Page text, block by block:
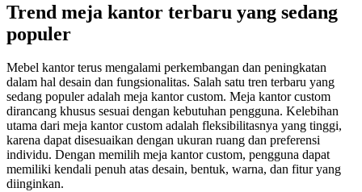
Trend meja kantor terbaru yang sedang
populer
Mebel kantor terus mengalami perkembangan dan peningkatan
dalam hal desain dan fungsionalitas. Salah satu tren terbaru yang
sedang populer adalah meja kantor custom. Meja kantor custom
dirancang khusus sesuai dengan kebutuhan pengguna. Kelebihan
utama dari meja kantor custom adalah fleksibilitasnya yang tinggi,
karena dapat disesuaikan dengan ukuran ruang dan preferensi
individu. Dengan memilih meja kantor custom, pengguna dapat
memiliki kendali penuh atas desain, bentuk, warna, dan fitur yang
diinginkan.